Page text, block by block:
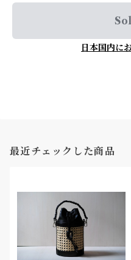
日本国内に
最近チェックした商品